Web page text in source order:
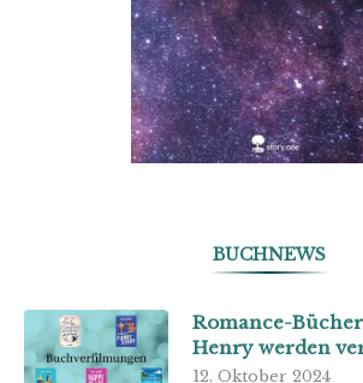
BUCHNEWS
Romance-
Henry werden
12. Oktober 2024